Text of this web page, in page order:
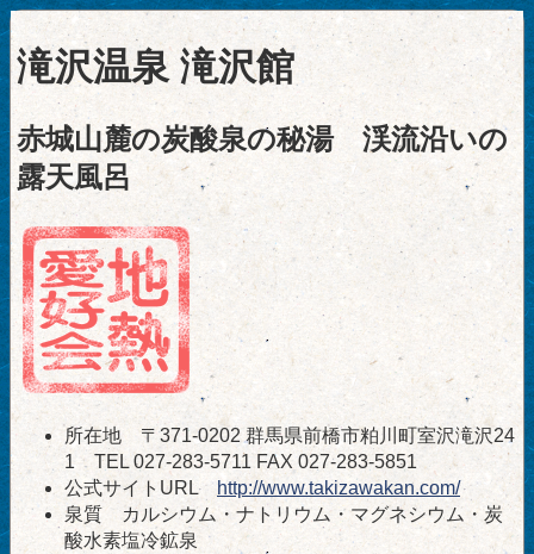
滝沢温泉 滝沢館
赤城山麓の炭酸泉の秘湯 渓流沿いの
露天風呂
所在地 〒371-0202 群馬県前橋市粕川町室沢滝沢24
1 TEL 027-283-5711 FAX 027-283-5851
公式サイトURL http://www.takizawakan.com/
泉質 カルシウム・ナトリウム・マグネシウム・炭
酸水素塩冷鉱泉